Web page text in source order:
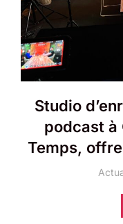
Studio
podcast à
Temps,